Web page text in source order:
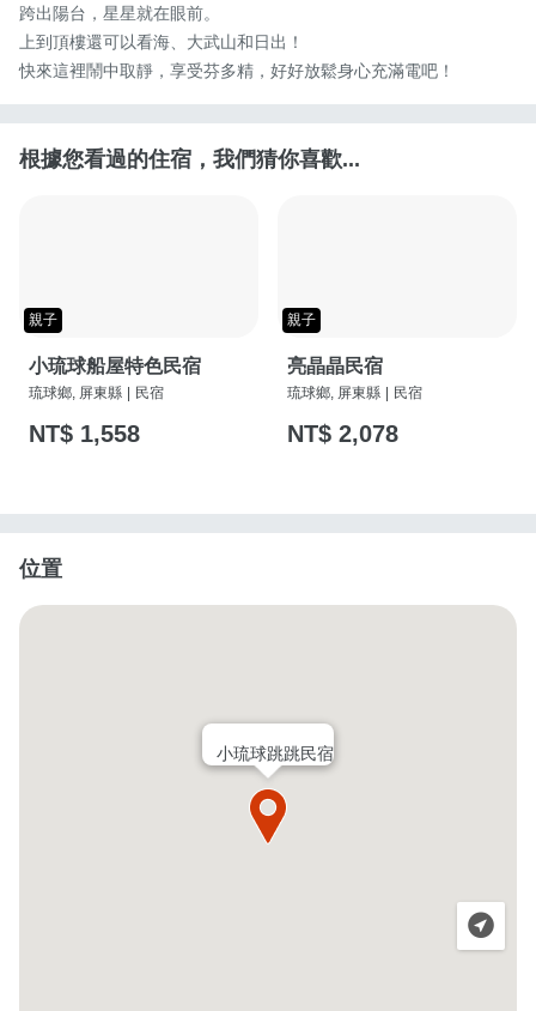
跨出陽台，星星就在眼前。
上到頂樓還可以看海、大武山和日出！
快來這裡鬧中取靜，享受芬多精，好好放鬆身心充滿電吧！
根據您看過的住宿，我們猜你喜歡...
親子
小琉球船屋特色民宿
琉球鄉, 屏東縣 | 民宿
NT$ 1,558
親子
亮晶晶民宿
琉球鄉, 屏東縣 | 民宿
NT$ 2,078
位置
小琉球跳跳民宿